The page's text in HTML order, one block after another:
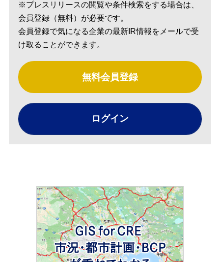
※プレスリリースの閲覧や条件検索をする場合は、
会員登録（無料）が必要です。
会員登録で気になる企業の最新IR情報をメールで受
け取ることができます。
無料会員登録
ログイン